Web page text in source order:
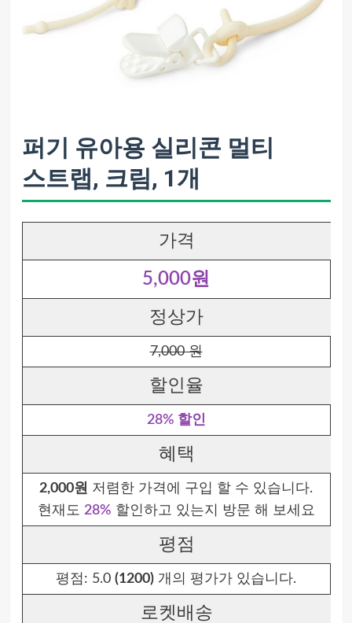
퍼기 유아용 실리콘 멀티
스트랩, 크림, 1개
가격
5,000원
정상가
7,000 원
할인율
28% 할인
혜택
2,000원 저렴한 가격에 구입 할 수 있습니다.
현재도 28% 할인하고 있는지 방문 해 보세요
평점
평점: 5.0 (1200) 개의 평가가 있습니다.
로켓배송